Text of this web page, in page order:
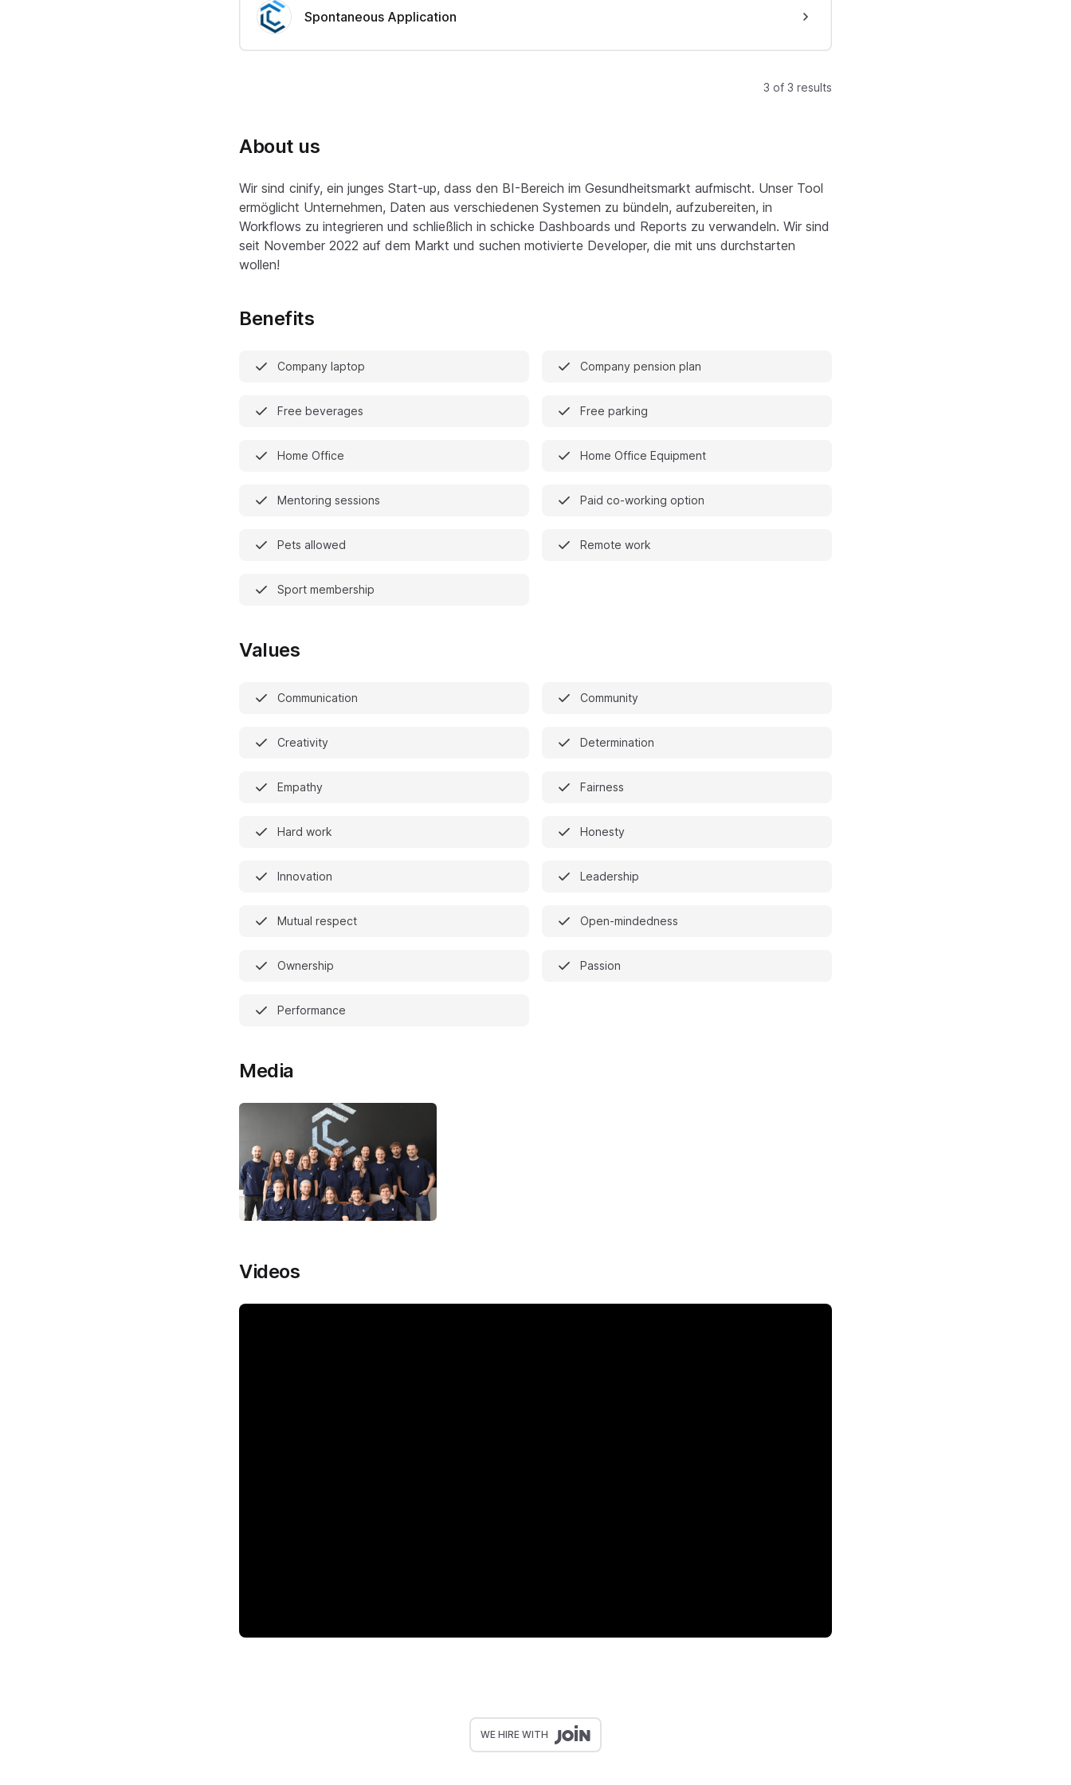
Spontaneous Application
3 of 3 results
About us
Wir sind cinify, ein junges Start-up, dass den BI-Bereich im Gesundheitsmarkt aufmischt. Unser Tool
ermöglicht Unternehmen, Daten aus verschiedenen Systemen zu bündeln, aufzubereiten, in
Workflows zu integrieren und schließlich in schicke Dashboards und Reports zu verwandeln. Wir sind
seit November 2022 auf dem Markt und suchen motivierte Developer, die mit uns durchstarten
wollen!
Benefits
Company laptop Company pension plan
Free beverages Free parking
Home Office Home Office Equipment
Mentoring sessions Paid co-working option
Pets allowed Remote work
Sport membership
Values
Communication Community
Creativity Determination
Empathy Fairness
Hard work Honesty
Innovation Leadership
Mutual respect Open-mindedness
Ownership Passion
Performance
Media
Videos
WE HIRE WITH